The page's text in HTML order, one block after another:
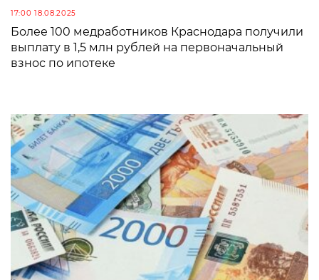
17:00 18.08.2025
Более 100 медработников Краснодара получили
выплату в 1,5 млн рублей на первоначальный
взнос по ипотеке